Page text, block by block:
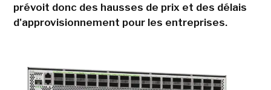
prévoit donc des hausses de prix et des délais
d'approvisionnement pour les entreprises.